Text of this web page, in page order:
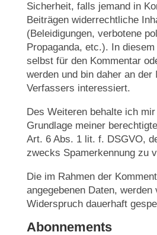
Sicherheit, falls jemand in
Beiträgen widerrechtliche
(Beleidigungen, verbotene
Propaganda, etc.). In
selbst für den Kommentar
werden und bin daher an der
Verfassers interessiert.
Des Weiteren behalte ich
Grundlage meiner
Art. 6 Abs. 1 lit. f. DSGVO,
zwecks Spamerkennung zu
Die im Rahmen der
angegebenen Daten,
Widerspruch dauerhaft
Abonnements